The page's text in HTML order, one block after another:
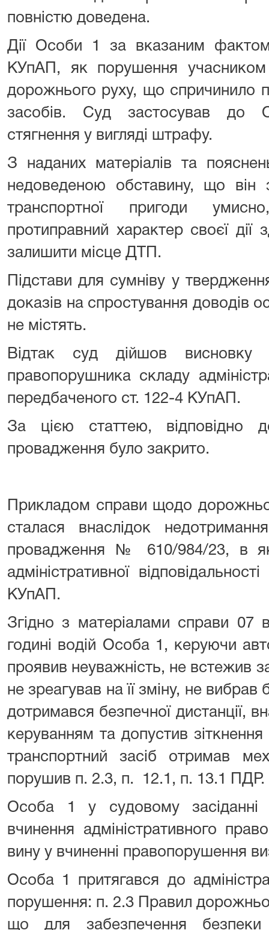
повністю доведена.
Дії Особи 1 за вказаним фактом
КУпАП, як порушення
дорожнього руху, що спричинило
засобів. Суд застосував до
стягнення у вигляді штрафу.
З наданих матеріалів та
недоведеною обставину, що він
транспортної пригоди
протиправний характер своєї
залишити місце ДТП.
Підстави для сумніву у
доказів на спростування доводів
не містять.
Відтак суд дійшов висновку
правопорушника складу
передбаченого ст. 122-4 КУпАП.
За цією статтею,
провадження було закрито.
Прикладом справи щодо
сталася внаслідок
провадження № 610/984/23, в
адміністративної
КУпАП.
Згідно з матеріалами справи 07
годині водій Особа 1, керуючи
проявив неуважність, не встежив
не зреагував на її зміну, не
дотримався безпечної дистанції,
керуванням та допустив
транспортний засіб отримав
порушив п. 2.3, п. 12.1, п. 13.1 ПДР.
Особа 1 у судовому засіданні
вчинення адміністративного
вину у вчиненні правопорушення
Особа 1 притягався до
порушення: п. 2.3 Правил
що для забезпечення